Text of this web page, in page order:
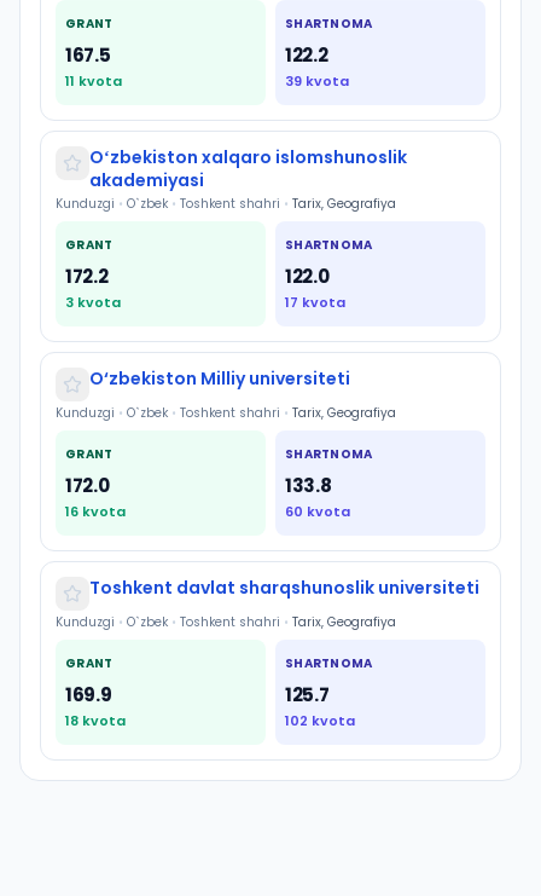
GRANT
167.5
11 kvota
SHARTNOMA
122.2
39 kvota
Oʻzbekiston xalqaro islomshunoslik
akademiyasi
Kunduzgi • O`zbek • Toshkent shahri • Tarix, Geografiya
GRANT
172.2
3 kvota
SHARTNOMA
122.0
17 kvota
O‘zbekiston Milliy universiteti
Kunduzgi • O`zbek • Toshkent shahri • Tarix, Geografiya
GRANT
172.0
16 kvota
SHARTNOMA
133.8
60 kvota
Toshkent davlat sharqshunoslik universiteti
Kunduzgi • O`zbek • Toshkent shahri • Tarix, Geografiya
GRANT
169.9
18 kvota
SHARTNOMA
125.7
102 kvota